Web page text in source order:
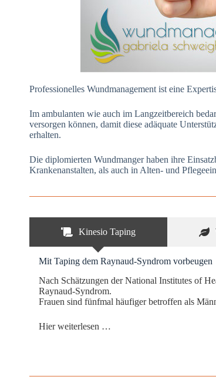
Professionelles Wundmanagement ist eine
Im ambulanten wie auch im Langzeitbereich
versorgen können, damit diese adäquate
erhalten.
Die diplomierten Wundmanger haben ihre
Krankenanstalten, als auch in Alten- und
Kinesio Taping
Mit Taping dem Raynaud-Syndrom vorbeugen
Nach Schätzungen der National Institutes of
Raynaud-Syndrom.
Frauen sind fünfmal häufiger betroffen als
Hier weiterlesen …